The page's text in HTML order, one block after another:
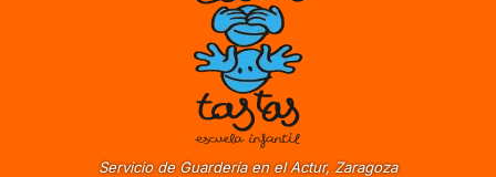
Servicio de Guardería en el Actur, Zaragoza